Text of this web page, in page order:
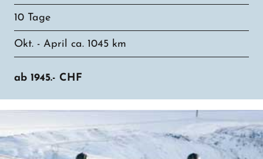
10 Tage
Okt. - April ca. 1045 km
ab 1945.- CHF